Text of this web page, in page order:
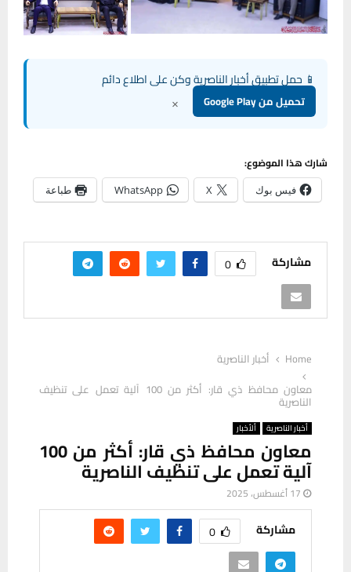
📱 حمل تطبيق أخبار الناصرية وكن على اطلاع دائم
تحميل من Google Play ×
شارك هذا الموضوع:
فيس بوك X
WhatsApp طباعة
مشاركة 0
Home
أخبار الناصرية
معاون محافظ ذي قار: أكثر من 100 آلية تعمل على تنظيف
الناصرية
أخبار الناصرية ألأخبار
معاون محافظ ذي قار: أكثر من 100
آلية تعمل على تنظيف الناصرية
17 أغسطس، 2025
مشاركة 0